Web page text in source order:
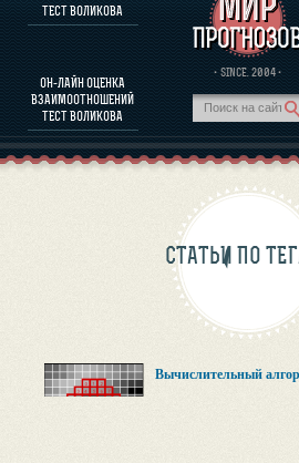
ТЕСТ ВОЛИКОВА
ОН-ЛАЙН ОЦЕНКА
ВЗАИМООТНОШЕНИЙ
ТЕСТ ВОЛИКОВА
· SINCE. 2004 ·
ОЦЕНКА ХАРАКТЕРA
ОЦЕНКА ХАРАКТЕРА
О ПРОГРАММЕ
ПРОГНОЗЫ И
СТАТЬИ ПО
Вычислительный